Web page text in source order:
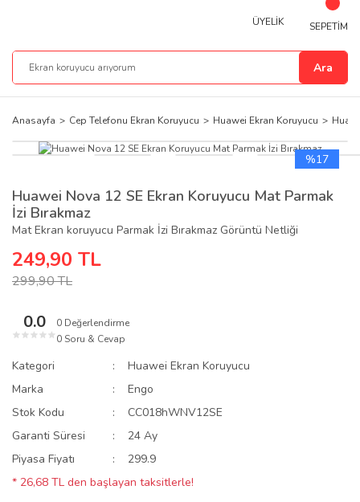
Ara
ÜYELİK SEPETİM
Anasayfa Cep Telefonu Ekran Koruyucu Huawei Ekran Koruyucu
%17
Huawei Nova 12 SE Ekran Koruyucu Mat Parmak
İzi Bırakmaz
Mat Ekran koruyucu Parmak İzi Bırakmaz Görüntü Netliği
249,90 TL
299,90 TL
0.0
★ ★ ★ ★ ★
0 Değerlendirme
0 Soru & Cevap
Kategori
Huawei Ekran Koruyucu
Marka
Engo
Stok Kodu
CC018hWNV12SE
Garanti Süresi
24 Ay
Piyasa Fiyatı
299.9
* 26,68 TL den başlayan taksitlerle!